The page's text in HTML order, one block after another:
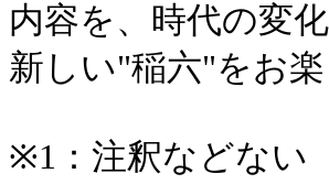
内容を、時代の変
新しい"稲六"をお
※1：注釈などない